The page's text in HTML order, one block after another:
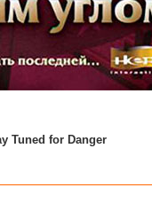
Tuned for Danger